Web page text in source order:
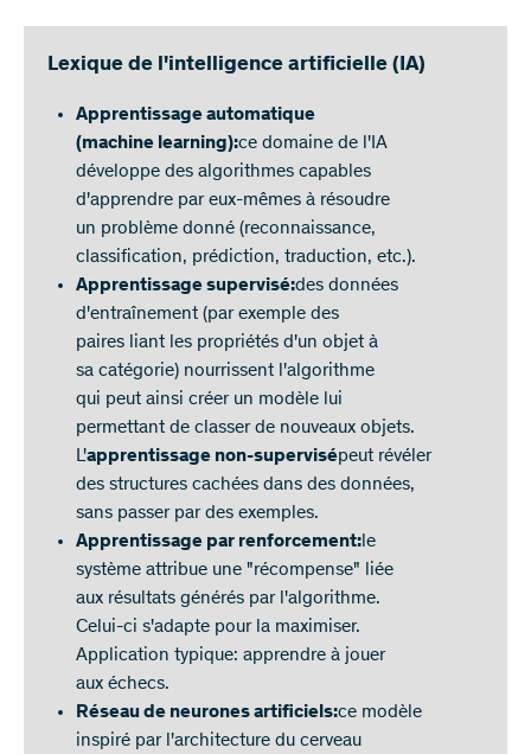
Lexique de l'intelligence artificielle (IA)
Apprentissage automatique
(machine learning):ce domaine de l'IA
développe des algorithmes capables
d'apprendre par eux-mêmes à résoudre
un problème donné (reconnaissance,
classification, prédiction, traduction, etc.).
Apprentissage supervisé:des données
d'entraînement (par exemple des
paires liant les propriétés d'un objet à
sa catégorie) nourrissent l'algorithme
qui peut ainsi créer un modèle lui
permettant de classer de nouveaux objets.
L'apprentissage non-supervisépeut révéler
des structures cachées dans des données,
sans passer par des exemples.
Apprentissage par renforcement:le
système attribue une "récompense" liée
aux résultats générés par l'algorithme.
Celui-ci s'adapte pour la maximiser.
Application typique: apprendre à jouer
aux échecs.
Réseau de neurones artificiels:ce modèle
inspiré par l'architecture du cerveau